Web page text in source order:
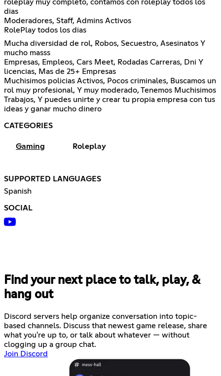
roleplay muy completo, contamos con roleplay todos los
dias
Moderadores, Staff, Admins Activos
RolePlay todos los dias
Mucha diversidad de rol, Robos, Secuestro, Asesinatos Y
mucho masss
Empresas, Empleos, Cars Meet, Rodadas Carreras, Dni Y
licencias, Mas de 25+ Empresas
Muchisimos policias Activos, Pocos criminales, Buscamos un
rol muy profesional, Y muy moderado, Tenemos Muchisimos
Trabajos, Y puedes unirte y crear tu propia empresa con tus
ideas y ganar mucho dinero
CATEGORIES
Gaming Roleplay
SUPPORTED LANGUAGES
Spanish
SOCIAL
Find your next place to talk, play, &
hang out
Discord servers help organize conversation into topic-
based channels. Discuss that newest game release, share
what you're up to, or talk about whatever — without
clogging up a group chat.
Join Discord